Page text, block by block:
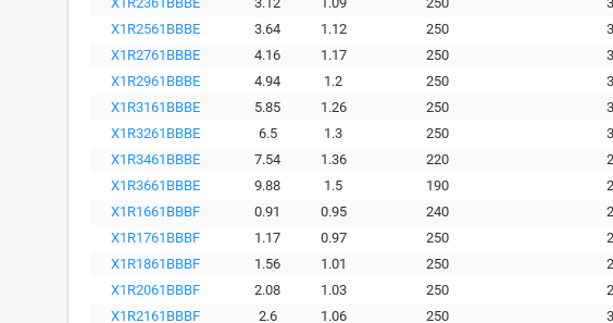
X1R2561BBBE
3.64 1.12 250
X1R2761BBBE
4.16 1.17 250
X1R2961BBBE
4.94 1.2 250
X1R3161BBBE
5.85 1.26 250
X1R3261BBBE
6.5 1.3 250
X1R3461BBBE
7.54 1.36 220
X1R3661BBBE
9.88 1.5 190
X1R1661BBBF
0.91 0.95 240
X1R1761BBBF
1.17 0.97 250
X1R1861BBBF
1.56 1.01 250
X1R2061BBBF
2.08 1.03 250
X1R2161BBBF
2.6 1.06 250